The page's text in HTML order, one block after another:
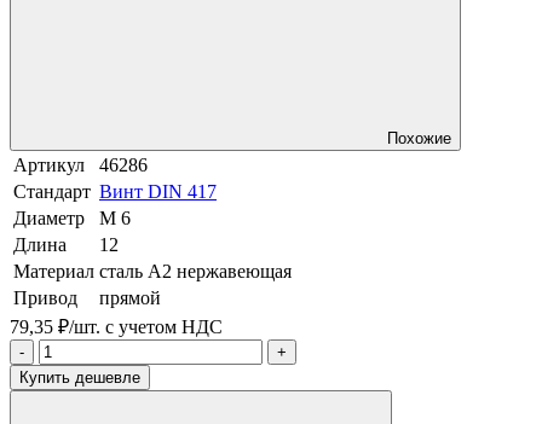
Похожие
Артикул
46286
Стандарт Винт DIN 417
Диаметр
М 6
Длина
12
Материал сталь A2 нержавеющая
Привод
прямой
79,35 ₽/шт. с учетом НДС
-
+
Купить дешевле